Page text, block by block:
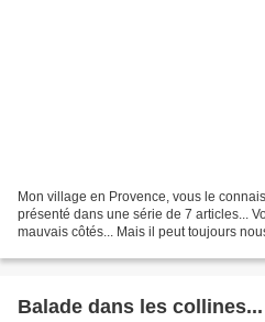
Mon village en Provence, vous le
présenté dans une série de 7 articles...
mauvais côtés... Mais il peut toujours
Balade dans les collines...